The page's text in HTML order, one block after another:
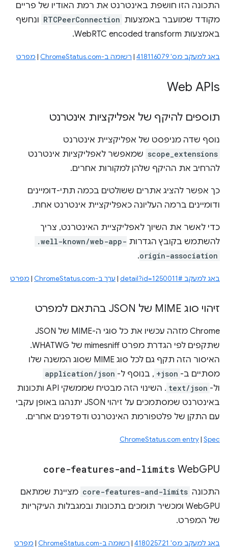
התכונה הזו חושפת באינטרנט את רמת האודיו של פריים
מקודד שמועבר באמצעות RTCPeerConnection ונחשף
באמצעות WebRTC encoded transform.
באג למעקב מס' 418116079 | רשומה ב-ChromeStatus.com | מפרט
Web APIs
תוספים להיקף של אפליקציות אינטרנט
נוסף שדה מניפסט של אפליקציית אינטרנט
scope_extensions שמאפשר לאפליקציות אינטרנט
להרחיב את ההיקף שלהן למקורות אחרים.
כך אפשר להציג אתרים ששולטים בכמה תתי-דומיינים
ודומיינים ברמה העליונה כאפליקציית אינטרנט אחת.
כדי לאשר את השיוך לאפליקציית האינטרנט, צריך
להשתמש בקובץ הגדרות .well-known/web-app-
origin-association
.
באג למעקב #detail?id=1250011 | ערך ב-ChromeStatus.com | מפרט
זיהוי סוג MIME של JSON בהתאם למפרט
‫Chrome מזהה עכשיו את כל סוגי ה-MIME של JSON
שתקפים לפי הגדרת מפרט mimesniff של WHATWG.
האיסור הזה תקף גם לכל סוג MIME שסוג המשנה שלו
מסתיים ב- +json , בנוסף ל- application/json
ול- text/json
. השינוי הזה מבטיח שממשקי API ותכונות
באינטרנט שמסתמכים על זיהוי JSON יתנהגו באופן עקבי
עם התקן של פלטפורמת האינטרנט ודפדפנים אחרים.
ChromeStatus.com entry| Spec
WebGPU
core-features-and-limits
התכונה core-features-and-limits מציינת שמתאם
WebGPU ומכשיר תומכים בתכונות ובמגבלות העיקריות
של המפרט.
באג למעקב מס' 418025721 | רשומה ב-ChromeStatus.com | מפרט